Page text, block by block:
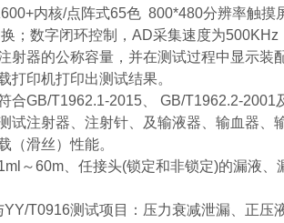
内核/点阵式65色 800*480分辨率触
；数字闭环控制，AD采集速度为
射器的公称容量，并在测试过程中显示
打印机打印出测试结果。
合GB/T1962.1-2015、 GB/T1962.2-
试注射器、注射针、及输液器、输血器
（滑丝）性能。
～60m、任接头(锁定和非锁定)的漏液、
YY/T0916测试项目：压力衰减泄漏、正